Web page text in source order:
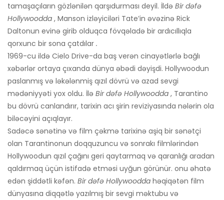
tamaşaçıların gözlənilən qarşıdurması deyil. İldə Bir dəfə
Hollywoodda , Manson izləyiciləri Tate’in əvəzinə Rick
Daltonun evinə girib olduqca fövqəladə bir ardıcıllıqla
qorxunc bir sona çatdılar .
1969-cu ildə Cielo Drive-da baş verən cinayətlərlə bağlı
xəbərlər ortaya çıxanda dünya əbədi dəyişdi. Hollywoodun
paslanmış və ləkələnmiş qızıl dövrü və azad sevgi
mədəniyyəti yox oldu. İlə Bir dəfə Hollywoodda , Tarantino
bu dövrü canlandırır, tarixin acı şirin reviziyasında nələrin ola
biləcəyini açıqlayır.
Sadəcə sənətinə və film çəkmə tarixinə aşiq bir sənətçi
olan Tarantinonun doqquzuncu və sonrakı filmlərindən
Hollywoodun qızıl çağını geri qaytarmaq və qaranlığı aradan
qaldırmaq üçün istifadə etməsi uyğun görünür. onu əhatə
edən şiddətli kəfən. Bir dəfə Hollywoodda həqiqətən film
dünyasına diqqətlə yazılmış bir sevgi məktubu və